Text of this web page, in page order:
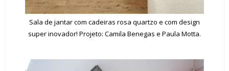
Sala de jantar com cadeiras rosa quartzo e com design
super inovador! Projeto: Camila Benegas e Paula Motta.